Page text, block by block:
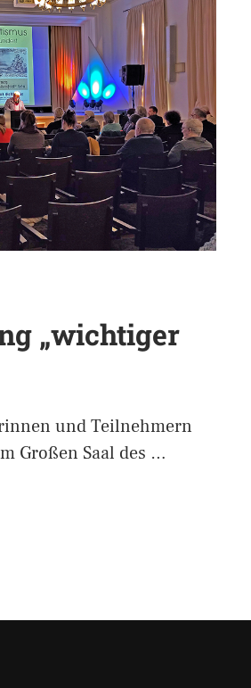
„wichtiger
und Teilnehmern
Großen Saal des …